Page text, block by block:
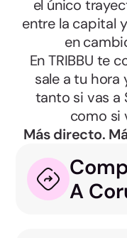
el único
entre la capital
en
En TRIBBU te
sale a tu hora
tanto si vas a
como si
Más directo.
A